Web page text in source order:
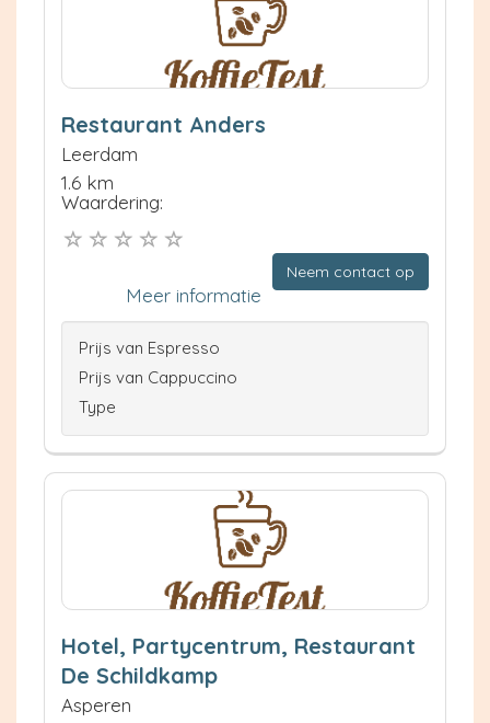
Restaurant Anders
Leerdam
1.6 km
Waardering:
Neem contact op
Meer informatie
Prijs van Espresso
Prijs van Cappuccino
Type
Hotel, Partycentrum, Restaurant
De Schildkamp
Asperen